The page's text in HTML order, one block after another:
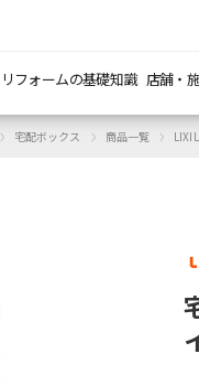
リフォームの基礎知識 店舗・
› 宅配ボックス › 商品一覧 › LIXIL